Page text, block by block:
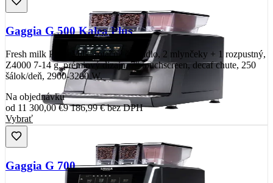
Gaggia G 500 Kalea Plus
Fresh milk PrimeMilk, rotačné čerpadlo, 2 mlynčeky + 1 rozpustný,
Z4000 7-14 g, prémiový dizajn, 7" touchscreen, decaf chute, 250
šálok/deň, 2900-3200 W.
Na objednávku
od 11 300,00 €9 186,99 €bez DPH
Vybrať
Gaggia G 700